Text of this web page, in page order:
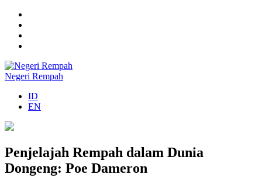
Negeri Rempah
ID
EN
Penjelajah Rempah dalam Dunia
Dongeng: Poe Dameron